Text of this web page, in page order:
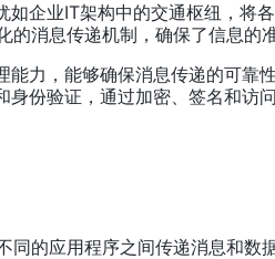
如企业IT架构中的交通枢纽，将
的消息传递机制，确保了信息的
能力，能够确保消息传递的可
同的应用程序之间传递消息和数